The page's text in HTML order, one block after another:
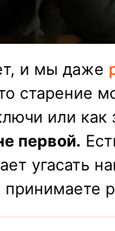
и мы даже
старение
или как
первой.
угасать
принимаете